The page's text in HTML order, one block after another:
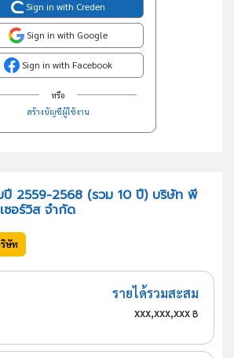
Sign in with Creden
Sign in with Google
Sign in with Facebook
หรือ
สร้างบัญชีผู้ใช้งาน
ปี 2559-2568 (รวม 10 ปี) บริษัท พี
ซอร์วิส จำกัด
ษัท
รายได้รวมสะสม
xxx,xxx,xxx฿